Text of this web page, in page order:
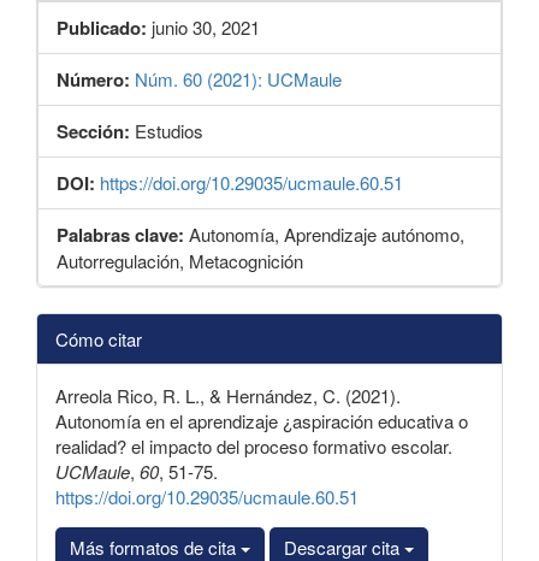
Publicado: junio 30, 2021
Número: Núm. 60 (2021): UCMaule
Sección: Estudios
DOI: https://doi.org/10.29035/ucmaule.60.51
Palabras clave: Autonomía, Aprendizaje autónomo,
Autorregulación, Metacognición
Detalles
del
artículo
Cómo citar
Arreola Rico, R. L., & Hernández, C. (2021).
Autonomía en el aprendizaje ¿aspiración educativa o
realidad? el impacto del proceso formativo escolar.
UCMaule, 60, 51-75.
https://doi.org/10.29035/ucmaule.60.51
Más formatos de cita
Descargar cita